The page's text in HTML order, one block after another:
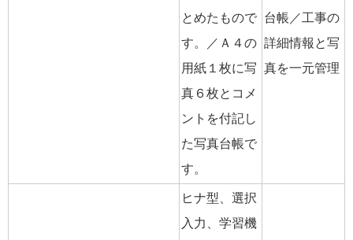
とめたもので
す。／Ａ４の
用紙１枚に写
真６枚とコメ
ントを付記し
た写真台帳で
す。
台帳／工事の
詳細情報と写
真を一元管理
ヒナ型、選択
入力、学習機